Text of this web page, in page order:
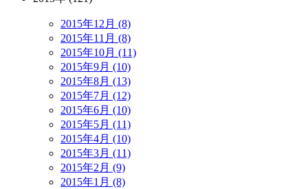
2015年12月 (8)
2015年11月 (8)
2015年10月 (11)
2015年9月 (10)
2015年8月 (13)
2015年7月 (12)
2015年6月 (10)
2015年5月 (11)
2015年4月 (10)
2015年3月 (11)
2015年2月 (9)
2015年1月 (8)